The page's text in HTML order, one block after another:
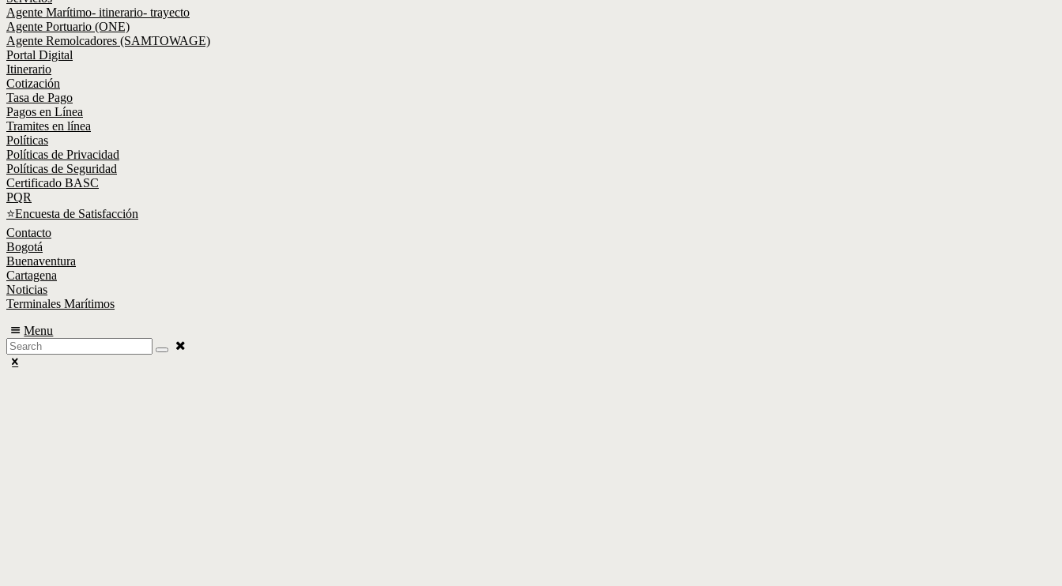
Agente Marítimo- itinerario- trayecto
Agente Portuario (ONE)
Agente Remolcadores (SAMTOWAGE)
Portal Digital
Itinerario
Cotización
Tasa de Pago
Pagos en Línea
Tramites en línea
Políticas
Políticas de Privacidad
Políticas de Seguridad
Certificado BASC
PQR
⭐Encuesta de Satisfacción
Contacto
Bogotá
Buenaventura
Cartagena
Noticias
Terminales Marítimos
Menu